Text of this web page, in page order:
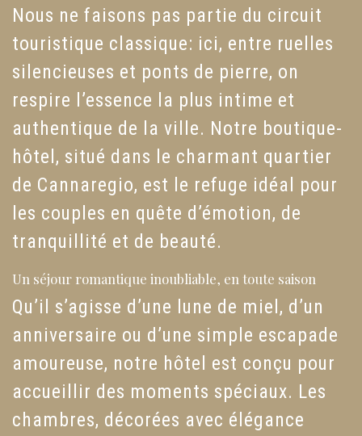
Nous ne faisons pas partie du circuit
touristique classique: ici, entre ruelles
silencieuses et ponts de pierre, on
respire l’essence la plus intime et
authentique de la ville. Notre boutique-
hôtel, situé dans le charmant quartier
de Cannaregio, est le refuge idéal pour
les couples en quête d’émotion, de
tranquillité et de beauté.
Un séjour romantique inoubliable, en toute saison
Qu’il s’agisse d’une lune de miel, d’un
anniversaire ou d’une simple escapade
amoureuse, notre hôtel est conçu pour
accueillir des moments spéciaux. Les
chambres, décorées avec élégance